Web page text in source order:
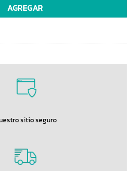
AGREGAR
sitio seguro